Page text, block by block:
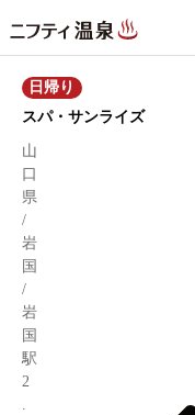
日帰り
スパ・サンライズ
山
口
県
/
岩
国
/
岩
国
駅
2